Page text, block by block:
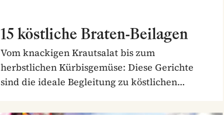
15 köstliche Braten-Beilagen
Vom knackigen Krautsalat bis zum
herbstlichen Kürbisgemüse: Diese Gerichte
sind die ideale Begleitung zu köstlichen